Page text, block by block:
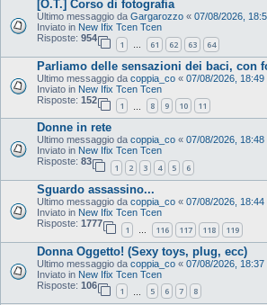
[O.T.] Corso di fotografia
Ultimo messaggio da Gargarozzo « 07/08/2026,
Inviato in New Ifix Tcen Tcen
Risposte: 954
1 … 61 62 63 64
Parliamo delle sensazioni dei baci, con
Ultimo messaggio da coppia_co « 07/08/2026, 18:49
Inviato in New Ifix Tcen Tcen
Risposte: 152
1 8 9 10 11
Donne in rete
Ultimo messaggio da coppia_co « 07/08/2026, 18:48
Inviato in New Ifix Tcen Tcen
Risposte: 83
1 2 3 4 5 6
Sguardo assassino...
Ultimo messaggio da coppia_co « 07/08/2026, 18:44
Inviato in New Ifix Tcen Tcen
Risposte: 1777
1 … 116 117 118 119
Donna Oggetto! (Sexy toys, plug, ecc)
Ultimo messaggio da coppia_co « 07/08/2026, 18:37
Inviato in New Ifix Tcen Tcen
Risposte: 106
1 5 6 7 8